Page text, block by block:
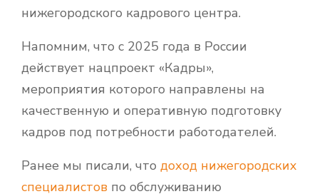
нижегородского кадрового центра.
Напомним, что с 2025 года в России
действует нацпроект «Кадры»,
мероприятия которого направлены на
качественную и оперативную подготовку
кадров под потребности работодателей.
Ранее мы писали, что доход нижегородских
специалистов по обслуживанию